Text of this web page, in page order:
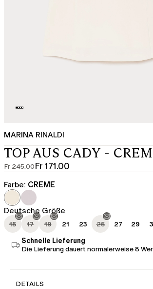
MARINA RINALDI
TOP AUS CADY -
Fr 245.00
Ursprünglicher
Preis
Fr
245.00
Fr 171.00
Aktueller
Preis
Fr
171.00
Farbe: CREME
Deutsche Größe
15 17 19 21 23 25 27 29
Schnelle Lieferung
Die Lieferung dauert normalerweise 8
DETAILS